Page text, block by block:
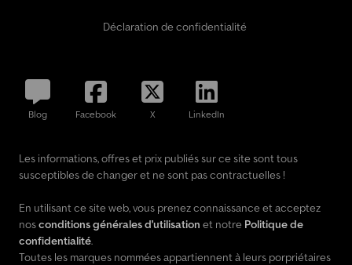
Déclaration de confidentialité
Blog Facebook X LinkedIn
Les informations, offres et prix publiés sur ce site sont tous
susceptibles de changer et ne sont pas contractuelles !
En utilisant ce site web, vous prenez connaissance et acceptez
nosconditions générales d'utilisation et notre Politique de
confidentialité.
Toutes les marques nommées appartiennent à leurs porpriétaires